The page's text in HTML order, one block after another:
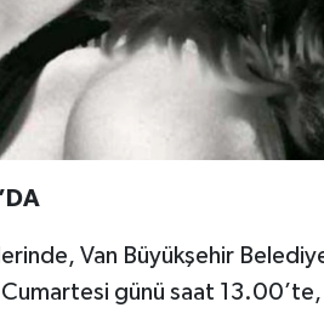
Van Büyükşehir
günü saat